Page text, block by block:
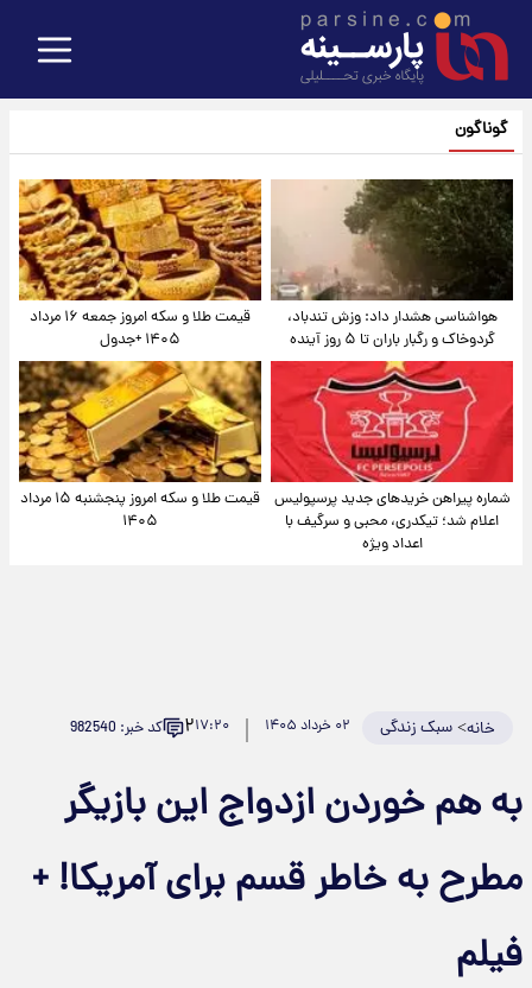
گوناگون
هواشناسی هشدار داد: وزش تندباد،
گردوخاک و رگبار باران تا ۵ روز آینده
قیمت طلا و سکه امروز جمعه ۱۶ مرداد
۱۴۰۵ +جدول
شماره پیراهن خریدهای جدید پرسپولیس
اعلام شد؛ تیکدری، محبی و سرگیف با
اعداد ویژه
قیمت طلا و سکه امروز پنجشنبه ۱۵ مرداد
۱۴۰۵
خانه>سبک زندگی ۰۲ خرداد ۱۴۰۵ ۱۷:۲۰۲ کد خبر: 982540
به هم خوردن ازدواج این بازیگر
مطرح به خاطر قسم برای آمریکا! +
فیلم